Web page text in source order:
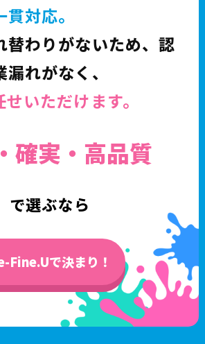
対応。
替わりがないため、認
れがなく、
いただけます。
確実・高品質
で選ぶなら
Fine.Uで決まり！